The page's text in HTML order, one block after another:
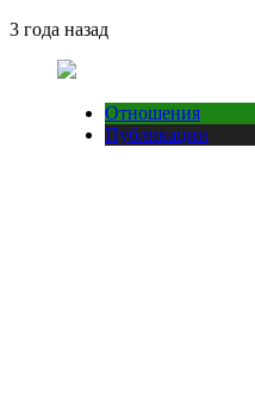
3 года назад
Отношения
Публикации